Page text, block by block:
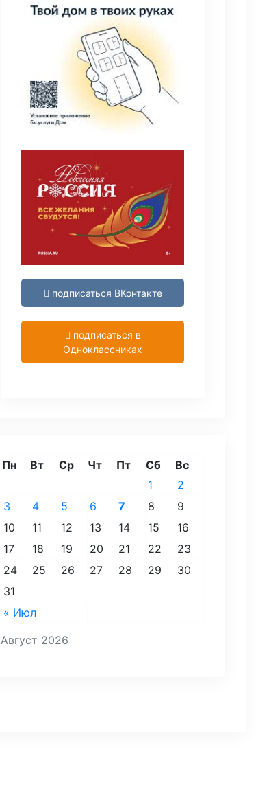
подписаться ВКонтакте
подписаться в
Одноклассниках
Август 2026
Пн Вт Ср Чт Пт Сб Вс
« Июл
1
2
3
4 5 6 7 8
9
10
11 12 13 14 15
16
17
18 19 20 21 22
23
24
25 26 27 28 29
30
31